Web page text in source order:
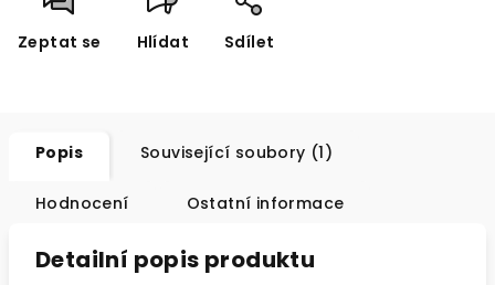
Zeptat se Hlídat Sdílet
Popis Související soubory (1)
Hodnocení Ostatní informace
Detailní popis produktu